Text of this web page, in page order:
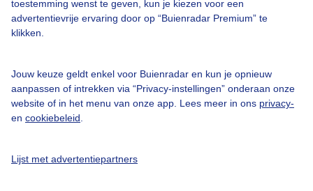
toestemming wenst te geven, kun je kiezen voor een
advertentievrije ervaring door op “Buienradar Premium” te
klikken.
Jouw keuze geldt enkel voor Buienradar en kun je opnieuw
aanpassen of intrekken via “Privacy-instellingen” onderaan onze
website of in het menu van onze app. Lees meer in ons privacy-
en cookiebeleid
Lijst met advertentiepartners
Contact
Toegankelijkheid
Adverteren
Buienradar Team
Privacy beleid